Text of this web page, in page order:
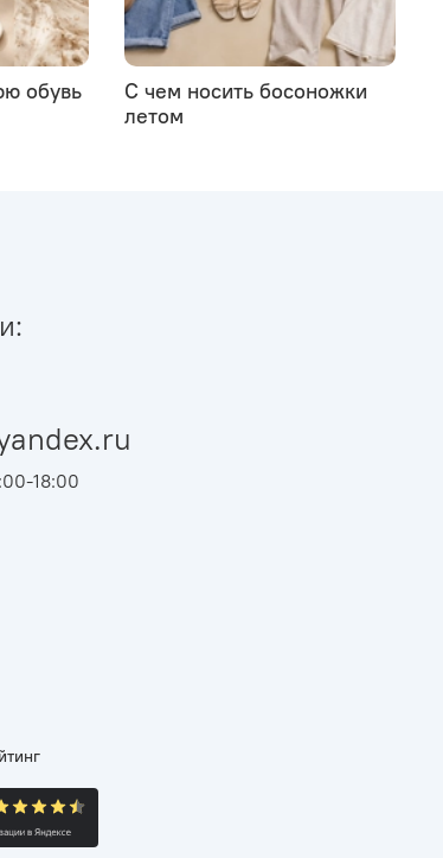
обувь
С чем носить босоножки
летом
18:00